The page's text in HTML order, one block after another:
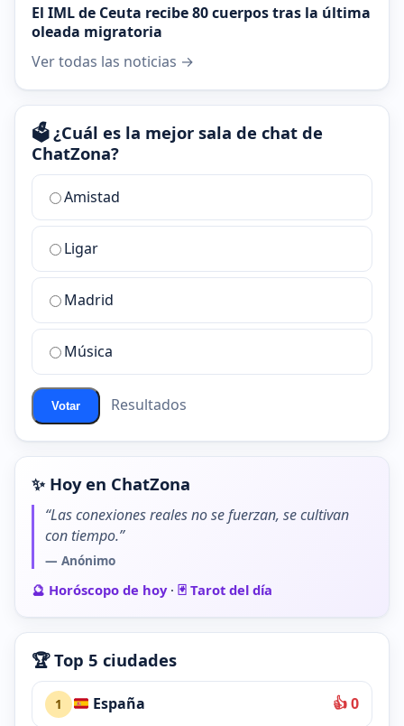
El IML de Ceuta recibe 80 cuerpos tras la última
oleada migratoria
Ver todas las noticias →
🗳️ ¿Cuál es la mejor sala de chat de
ChatZona?
¿Cuál
la
mejor
sala
chat
ChatZona?
Amistad
Ligar
Madrid
Música
Votar Resultados
✨ Hoy en ChatZona
“Las conexiones reales no se fuerzan, se cultivan
con tiempo.”
— Anónimo
🔮 Horóscopo de hoy· 🃏 Tarot del día
🏆 Top 5 ciudades
1 España 👍 0